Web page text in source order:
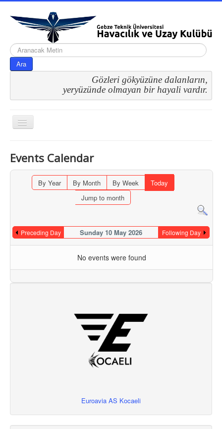
arama...
Ara
Gözleri gökyüzüne dalanların,
yeryüzünde olmayan bir hayali vardır.
Gezinme
geçişini
Events Calendar
By Year By Month By Week
Today
Jump to month
Preceding Day Sunday 10 May 2026 Following Day
No events were found
Euroavia AS Kocaeli